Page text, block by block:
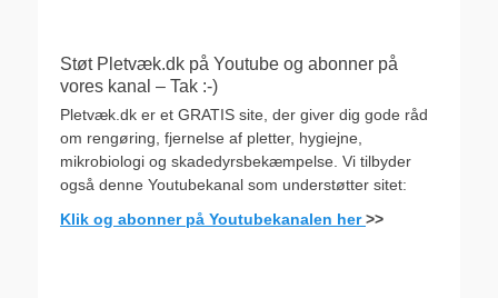
Støt Pletvæk.dk på Youtube og abonner på
vores kanal – Tak :-)
Pletvæk.dk er et GRATIS site, der giver dig gode råd
om rengøring, fjernelse af pletter, hygiejne,
mikrobiologi og skadedyrsbekæmpelse. Vi tilbyder
også denne Youtubekanal som understøtter sitet:
Klik og abonner på Youtubekanalen her>>